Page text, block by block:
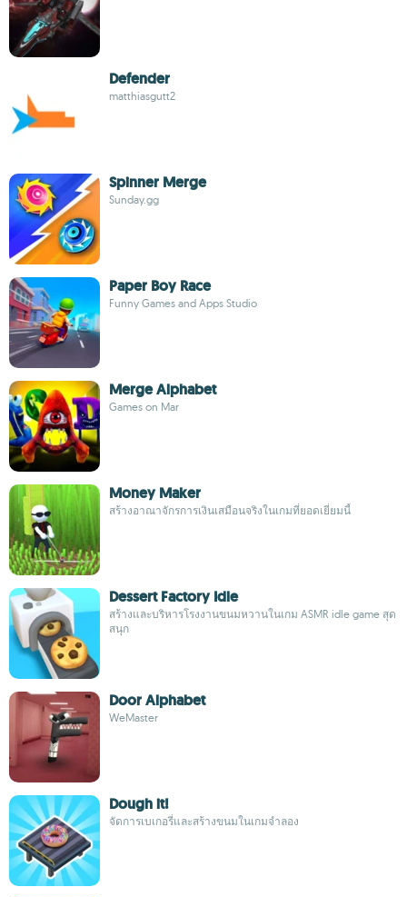
Defender
matthiasgutt2
Spinner Merge
Sunday.gg
Paper Boy Race
Funny Games and Apps Studio
Merge Alphabet
Games on Mar
Money Maker
สร้างอาณาจักรการเงินเสมือนจริงในเกมที่ยอดเยี่ยมนี้
Dessert Factory Idle
สร้างและบริหารโรงงานขนมหวานในเกม ASMR idle game สุด
สนุก
Door Alphabet
WeMaster
Dough it!
จัดการเบเกอรี่และสร้างขนมในเกมจำลอง